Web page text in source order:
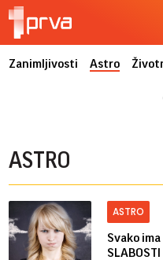
Zanimljivosti Astro
ASTRO
ASTRO
Svako